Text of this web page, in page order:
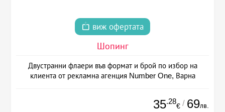
виж офертата
Шопинг
Двустранни флаери във формат и брой по избор на
клиента от рекламна агенция Number One, Варна
35.28
€ / 69лв.